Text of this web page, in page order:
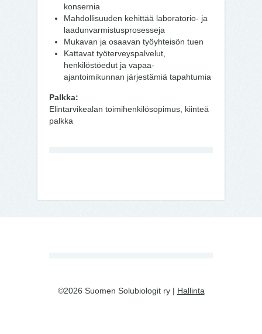
konsernia
Mahdollisuuden kehittää laboratorio- ja
laadunvarmistusprosesseja
Mukavan ja osaavan työyhteisön tuen
Kattavat työterveyspalvelut,
henkilöstöedut ja vapaa-
ajantoimikunnan järjestämiä tapahtumia
Palkka:
Elintarvikealan toimihenkilösopimus, kiinteä
palkka
©2026 Suomen Solubiologit ry | Hallinta